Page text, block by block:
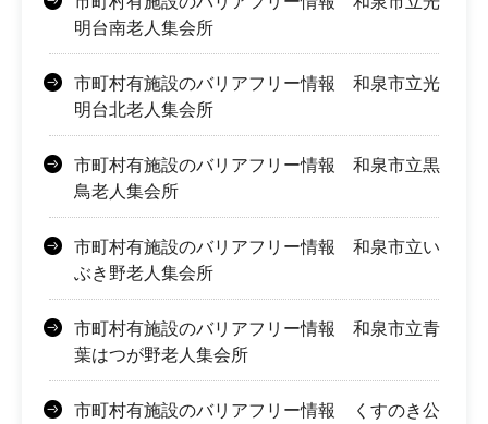
明台南老人集会所
市町村有施設のバリアフリー情報 和泉市立光
明台北老人集会所
市町村有施設のバリアフリー情報 和泉市立黒
鳥老人集会所
市町村有施設のバリアフリー情報 和泉市立い
ぶき野老人集会所
市町村有施設のバリアフリー情報 和泉市立青
葉はつが野老人集会所
市町村有施設のバリアフリー情報 くすのき公